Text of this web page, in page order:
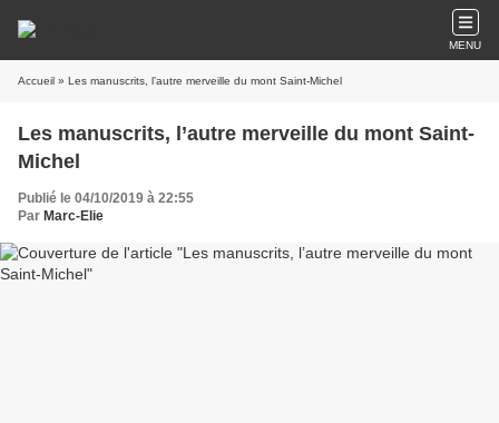
MENU
Accueil » Les manuscrits, l’autre merveille du mont Saint-Michel
Les manuscrits, l’autre merveille du mont Saint-
Michel
Publié le 04/10/2019 à 22:55
Par Marc-Elie